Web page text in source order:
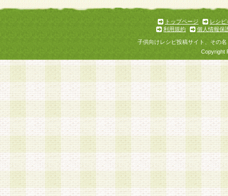
トップページ
レシピ
利用規約
個人情報保
子供向けレシピ投稿サイト、その
Copyright